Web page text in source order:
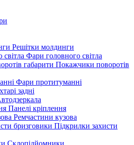
Решітки молдинги
Фари головного світла
Покажчики поворотів
Фари протитуманні
задні
Панелі кріплення
Ремчастини кузова
Підкрилки захисти
Склопідйомники